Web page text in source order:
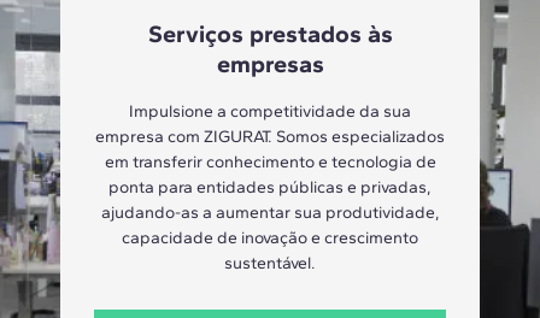
Serviços prestados às
empresas
Impulsione a competitividade da sua
empresa com ZIGURAT. Somos especializados
em transferir conhecimento e tecnologia de
ponta para entidades públicas e privadas,
ajudando-as a aumentar sua produtividade,
capacidade de inovação e crescimento
sustentável.